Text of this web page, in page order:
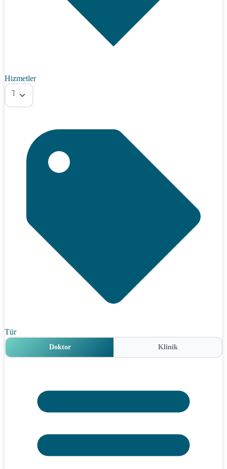
Hizmetler
Tümü
Tür
Doktor Klinik